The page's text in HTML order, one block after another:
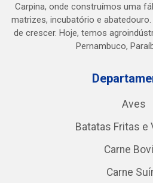
Carpina, onde construímos uma
matrizes, incubatório e
de crescer. Hoje, temos
Pernambuco,
Aves
Batatas Fritas e
Carne
Carne